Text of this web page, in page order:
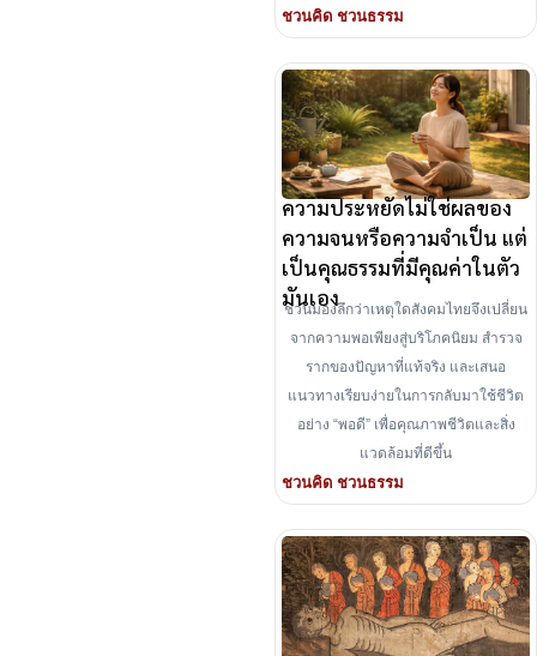
ชวนคิด ชวนธรรม
ความประหยัดไม่ใช่ผลของ
ความจนหรือความจำเป็น แต่
เป็นคุณธรรมที่มีคุณค่าในตัว
มันเอง
ชวนมองลึกว่าเหตุใดสังคมไทยจึงเปลี่ยน
จากความพอเพียงสู่บริโภคนิยม สำรวจ
รากของปัญหาที่แท้จริง และเสนอ
แนวทางเรียบง่ายในการกลับมาใช้ชีวิต
อย่าง “พอดี” เพื่อคุณภาพชีวิตและสิ่ง
แวดล้อมที่ดีขึ้น
ชวนคิด ชวนธรรม